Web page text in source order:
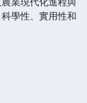
學性、實用性和